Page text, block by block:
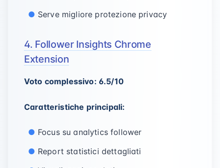
Serve migliore protezione privacy
4. Follower Insights Chrome
Extension
Voto complessivo: 6.5/10
Caratteristiche principali:
Focus su analytics follower
Report statistici dettagliati